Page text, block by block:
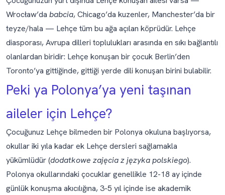
Wrocław’da babcia, Chicago’da kuzenler, Manchester’da bir
teyze/hala — Lehçe tüm bu ağa açılan köprüdür. Lehçe
diasporası, Avrupa dilleri toplulukları arasında en sıkı bağlantılı
olanlardan biridir: Lehçe konuşan bir çocuk Berlin’den
Toronto’ya gittiğinde, gittiği yerde dili konuşan birini bulabilir.
Peki ya Polonya’ya yeni taşınan
aileler için Lehçe?
Çocuğunuz Lehçe bilmeden bir Polonya okuluna başlıyorsa,
okullar iki yıla kadar ek Lehçe dersleri sağlamakla
yükümlüdür (dodatkowe zajęcia z języka polskiego).
Polonya okullarındaki çocuklar genellikle 12-18 ay içinde
günlük konuşma akıcılığına, 3-5 yıl içinde ise akademik